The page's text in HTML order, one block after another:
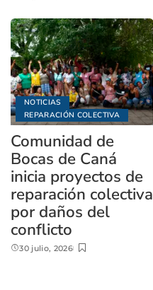
NOTICIAS
REPARACIÓN COLECTIVA
Comunidad de
Bocas de Caná
inicia proyectos de
reparación colectiva
por daños del
conflicto
30 julio, 2026